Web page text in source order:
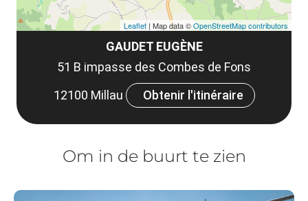
GAUDET EUGÈNE
51 B impasse des Combes de Fons
12100 Millau
Obtenir l'itinéraire
Leaflet | Map data ©OpenStreetMap contributors
Om in de buurt te zien